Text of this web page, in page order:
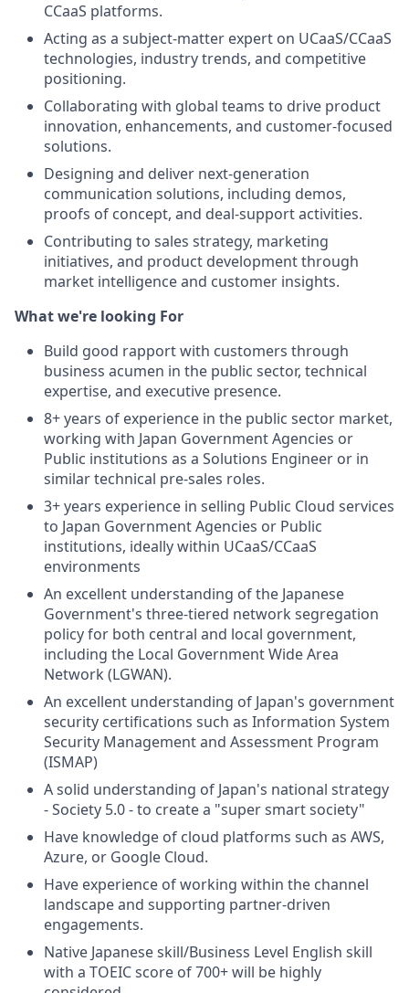
CCaaS platforms.
Acting as a subject-matter expert on UCaaS/CCaaS
technologies, industry trends, and competitive
positioning.
Collaborating with global teams to drive product
innovation, enhancements, and customer-focused
solutions.
Designing and deliver next-generation
communication solutions, including demos,
proofs of concept, and deal-support activities.
Contributing to sales strategy, marketing
initiatives, and product development through
market intelligence and customer insights.
What we're looking For
Build good rapport with customers through
business acumen in the public sector, technical
expertise, and executive presence.
8+ years of experience in the public sector market,
working with Japan Government Agencies or
Public institutions as a Solutions Engineer or in
similar technical pre-sales roles.
3+ years experience in selling Public Cloud services
to Japan Government Agencies or Public
institutions, ideally within UCaaS/CCaaS
environments
An excellent understanding of the Japanese
Government's three-tiered network segregation
policy for both central and local government,
including the Local Government Wide Area
Network (LGWAN).
An excellent understanding of Japan's government
security certifications such as Information System
Security Management and Assessment Program
(ISMAP)
A solid understanding of Japan's national strategy
- Society 5.0 - to create a "super smart society"
Have knowledge of cloud platforms such as AWS,
Azure, or Google Cloud.
Have experience of working within the channel
landscape and supporting partner-driven
engagements.
Native Japanese skill/Business Level English skill
with a TOEICscore of 700+ will be highly